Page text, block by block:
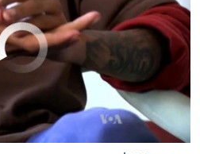
currently available